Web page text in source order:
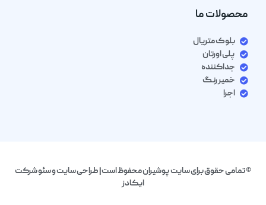
محصولات ما
بلوک متریال
پلی اورتان
جداکننده
خمیر رنگ
اجرا
تمامی حقوق برای سایت پوشیران محفوظ است| طراحی سایت و سئو شرکت
ایکادز